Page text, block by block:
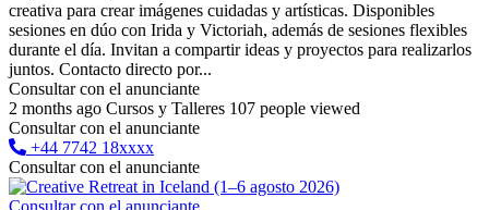
creativa para crear imágenes cuidadas y artísticas. Disponibles
sesiones en dúo con Irida y Victoriah, además de sesiones flexibles
durante el día. Invitan a compartir ideas y proyectos para realizarlos
juntos. Contacto directo por...
Consultar con el anunciante
2 months ago Cursos y Talleres 107 people viewed
Consultar con el anunciante
+44 7742 18xxxx
Consultar con el anunciante
Consultar con el anunciante